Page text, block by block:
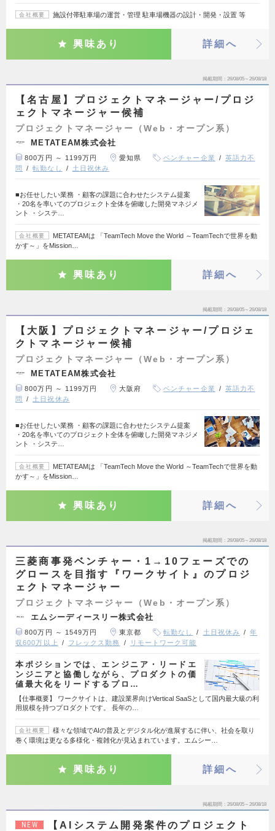
会社概要 施設付帯駐車場の運営・管理 駐車場機器の設計・開発・設置 等
興味あり 詳細へ
掲載期間 26/08/05～26/08/18
【名古屋】プロジェクトマネージャー/プロジ
ェクトマネージャー候補
プロジェクトマネージャー（Web・オープン系）
METATEAM株式会社
800万円 ～ 1199万円 愛知県 ベンチャー企業
英語力不
問
転勤なし 土日祝休み
■お任せしたい業務 ・顧客の課題に合わせたシステム提案
・20名を率いてのプロジェクト全体を俯瞰した開発マネジメ
ント ・システ…
会社概要
METATEAMは 「TeamTech Move the World ～TeamTechで世界を動
かす～」をMission…
興味あり 詳細へ
掲載期間 26/08/05～26/08/18
【大阪】プロジェクトマネージャー/プロジェ
クトマネージャー候補
プロジェクトマネージャー（Web・オープン系）
METATEAM株式会社
800万円 ～ 1199万円 大阪府 ベンチャー企業
英語力不
問
土日祝休み
■お任せしたい業務 ・顧客の課題に合わせたシステム提案
・20名を率いてのプロジェクト全体を俯瞰した開発マネジメ
ント ・システ…
会社概要
METATEAMは 「TeamTech Move the World ～TeamTechで世界を動
かす～」をMission…
興味あり 詳細へ
掲載期間 26/08/05～26/08/18
三菱商事発ベンチャー・1→10フェーズでの
グロースを目指す『ワークサイト』のプロジ
ェクトマネージャー
プロジェクトマネージャー（Web・オープン系）
エムシーディースリー株式会社
800万円 ～ 1549万円 東京都 転勤なし 土日祝休み
年
収600万以上
フレックス勤務 リモートワーク可能
本ポジションでは、エンジニア・リードエ
ンジニアと協働しながら、プロダクトの価
値最大化をリードするプロ…
【仕事概要】 ワークサイトは、建設業界向けVertical SaaSとして国内最大級の利
用規模を持つプロダクトです。 長年の…
会社概要
様々な領域でAIの普及とデジタル化が進展するに伴い、社会を取り
巻く環境は更なる多様化・複雑化が見込まれています。エムシー…
興味あり 詳細へ
掲載期間 26/08/05～26/08/18
NEW
【AIシステム開発案件のプロジェクト